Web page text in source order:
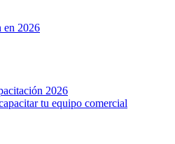
en 2026
2026
tu equipo comercial